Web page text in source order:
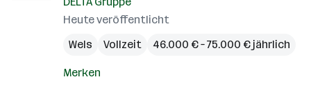
Heute veröffentlicht
Wels
Vollzeit 46.000 € – 75.000 € jährlich
Merken